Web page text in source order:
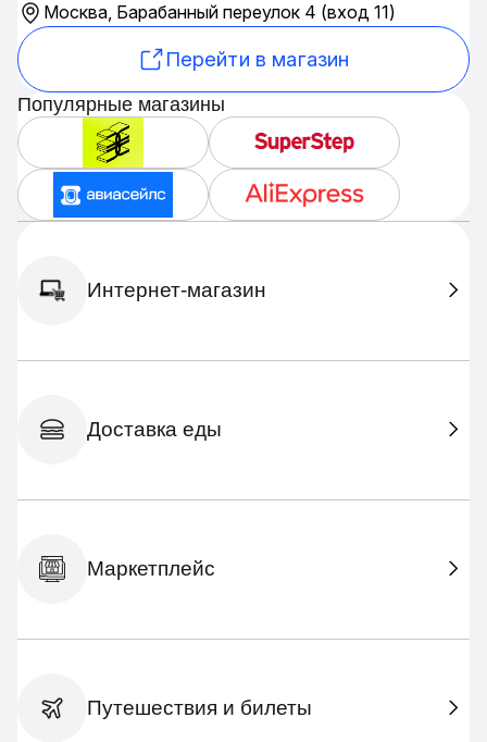
Москва, Барабанный переулок 4 (вход 11)
Перейти в магазин
Популярные магазины
Интернет-магазин
Доставка еды
Маркетплейс
Путешествия и билеты